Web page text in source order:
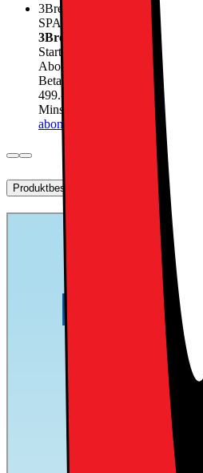
3Bredband Max 1000 Mbit/s
SPARA 1500:- Vid köp av ett
3Bredband Max 1000 Mbit/s
Startavgift
Abonnemang
/mån
Betala nu
499.-
Minsta totala kostnad 23865 för
abonnemang
Produktbeskrivning